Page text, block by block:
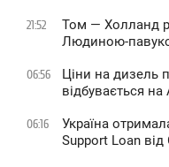
21:52
Том — Холланд
Людиною-
06:56
Ціни на дизель
відбувається
06:16
Україна
Support Loan